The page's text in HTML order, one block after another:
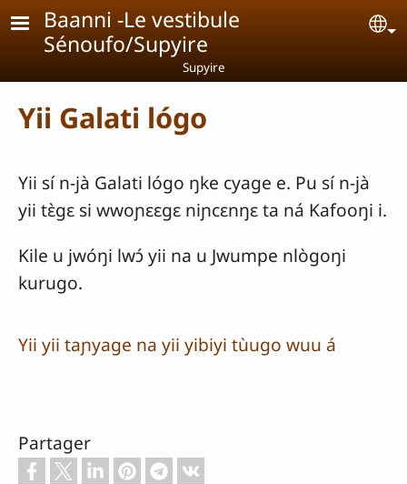
Aller au contenu principal
Baanni -Le vestibule
Sénoufo/Supyire
Supyire
Yii Galati lógo
Yii sí n-jà Galati lógo ŋke cyage e. Pu sí n-jà
yii tɛ̀gɛ si wwoɲɛɛgɛ niɲcɛnŋɛ ta ná Kafooŋi i.
Kile u jwóŋi lwɔ́ yii na u Jwumpe nlògoŋi
kurugo.
Yii yii taɲyage na yii yibiyi tùugo wuu á
Partager